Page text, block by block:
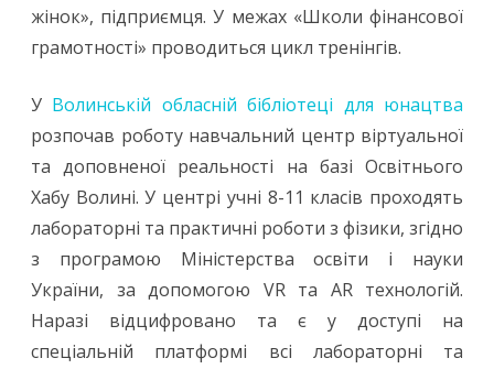
жінок», підприємця. У межах «Школи фінансової
грамотності» проводиться цикл тренінгів.
У Волинській обласній бібліотеці для юнацтва
розпочав роботу навчальний центр віртуальної
та доповненої реальності на базі Освітнього
Хабу Волині. У центрі учні 8-11 класів проходять
лабораторні та практичні роботи з фізики, згідно
з програмою Міністерства освіти і науки
України, за допомогою VR та AR технологій.
Наразі відцифровано та є у доступі на
спеціальній платформі всі лабораторні та